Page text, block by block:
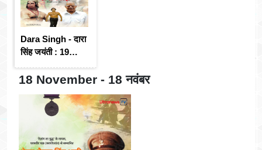
Dara Singh - दारा
सिंह जयंती : 19
18 November - 18 नवंबर